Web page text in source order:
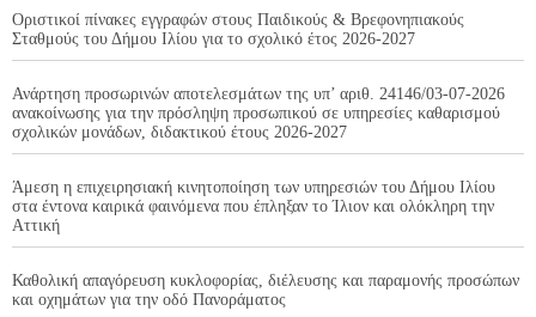
Οριστικοί πίνακες εγγραφών στους Παιδικούς & Βρεφονηπιακούς
Σταθμούς του Δήμου Ιλίου για το σχολικό έτος 2026-2027
Ανάρτηση προσωρινών αποτελεσμάτων της υπ’ αριθ. 24146/03-07-2026
ανακοίνωσης για την πρόσληψη προσωπικού σε υπηρεσίες καθαρισμού
σχολικών μονάδων, διδακτικού έτους 2026-2027
Άμεση η επιχειρησιακή κινητοποίηση των υπηρεσιών του Δήμου Ιλίου
στα έντονα καιρικά φαινόμενα που έπληξαν το Ίλιον και ολόκληρη την
Αττική
Καθολική απαγόρευση κυκλοφορίας, διέλευσης και παραμονής προσώπων
και οχημάτων για την οδό Πανοράματος